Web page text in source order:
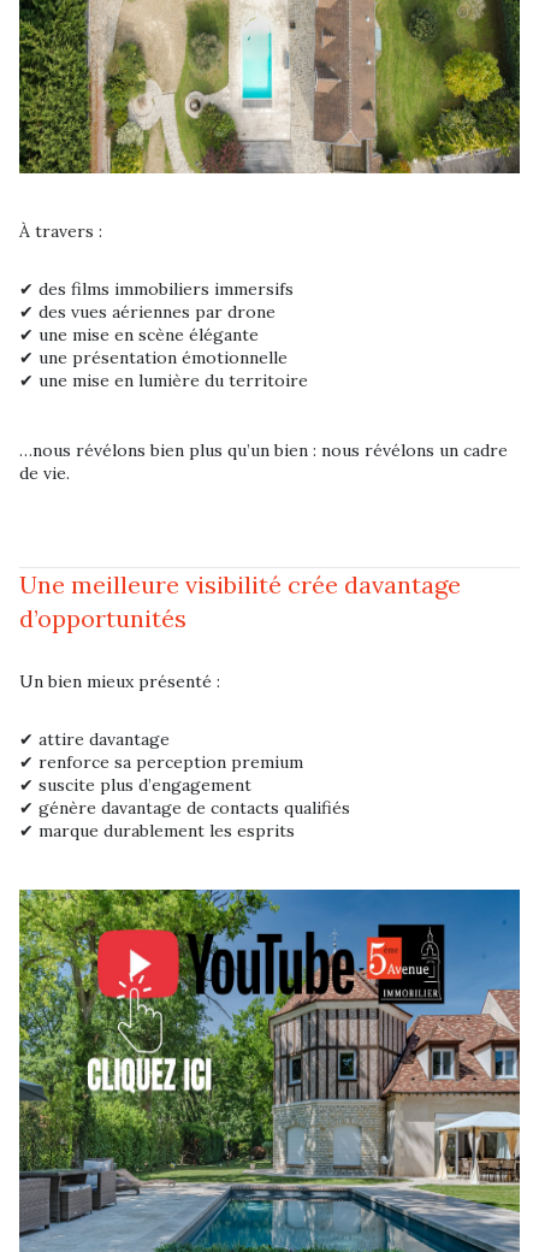
À travers :
✔ des films immobiliers immersifs
✔ des vues aériennes par drone
✔ une mise en scène élégante
✔ une présentation émotionnelle
✔ une mise en lumière du territoire
…nous révélons bien plus qu’un bien : nous révélons un cadre
de vie.
Une meilleure visibilité crée davantage
d’opportunités
Un bien mieux présenté :
✔ attire davantage
✔ renforce sa perception premium
✔ suscite plus d’engagement
✔ génère davantage de contacts qualifiés
✔ marque durablement les esprits